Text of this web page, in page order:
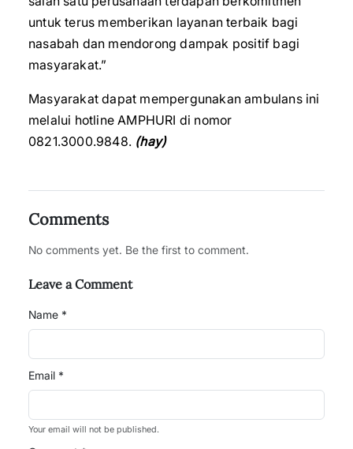
untuk terus memberikan layanan terbaik bagi
nasabah dan mendorong dampak positif bagi
masyarakat.”
Masyarakat dapat mempergunakan ambulans ini
melalui hotline AMPHURI di nomor
0821.3000.9848. (hay)
Comments
No comments yet. Be the first to comment.
Leave a Comment
Name *
Email *
Your email will not be published.